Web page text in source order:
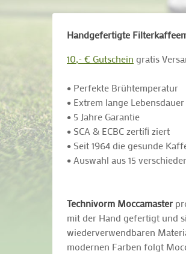
Handgefertigte
10,- € Gutschein gratis
• Perfekte Brühtemperatur
• Extrem lange Lebensdauer
• 5 Jahre Garantie
• SCA & ECBC zertiﬁ ziert
• Seit 1964 die gesunde
• Auswahl aus 15
Technivorm Moccamaster
mit der Hand gefertigt und
wiederverwendbaren
modernen Farben folgt